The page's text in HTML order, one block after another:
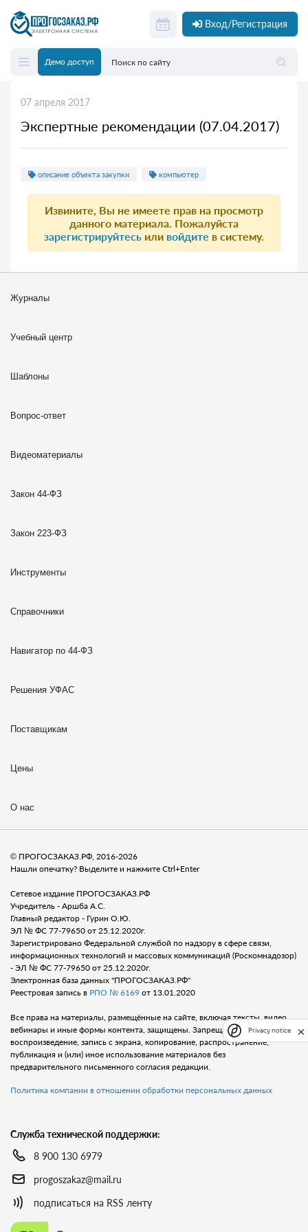
Вход/Регистрация
Демо доступ
07 апреля 2017
Экспертные рекомендации (07.04.2017)
описание объекта закупки компьютер
Извините, Вы не имеете прав на просмотр
данного материала. Пожалуйста
зарегистрируйтесь или войдите в систему.
Журналы
Учебный центр
Шаблоны
Вопрос-ответ
Видеоматериалы
Закон 44-ФЗ
Закон 223-ФЗ
Инструменты
Справочники
Навигатор по 44-ФЗ
Решения УФАС
Поставщикам
Цены
О нас
© ПРОГОСЗАКАЗ.РФ, 2016-2026
Нашли опечатку? Выделите и нажмите Ctrl+Enter
Сетевое издание ПРОГОСЗАКАЗ.РФ
Учредитель - Аршба А.С.
Главный редактор - Гурин О.Ю.
ЭЛ № ФС 77-79650 от 25.12.2020г.
Зарегистрировано Федеральной службой по надзору в сфере связи,
информационных технологий и массовых коммуникаций (Роскомнадозор)
- ЭЛ № ФС 77-79650 от 25.12.2020г.
Электронная база данных "ПРОГОСЗАКАЗ.РФ"
Реестровая запись в РПО № 6169 от 13.01.2020
Все права на материалы, размещённые на сайте, включая тексты, видео,
вебинары и иные формы контента, защищены. Запрещается любое
воспроизведение, запись с экрана, копирование, распространение,
публикация и (или) иное использование материалов без
предварительного письменного согласия редакции.
Политика компании в отношении обработки персональных данных
Служба технической поддержки:
8 900 130 6979
progoszakaz@mail.ru
подписаться на RSS ленту
Privacy notice